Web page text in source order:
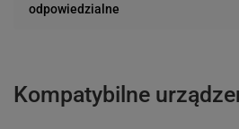
odpowiedzialne
Kompatybilne